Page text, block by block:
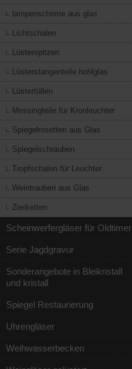
lampenschirme aus glas
Lichtschalen
Lüsterspitzen
Lüsterstangenteile hohlglas
Lüstertüllen
Messingteile für Kronleuchter
Spiegelrosetten aus Glas
Spiegelschrauben
Tropfschalen für Leuchter
Weintrauben aus Glas
Zierketten
Scheinwerfergläser für Oldtimer
Serie Jagdgravur
Sonderangebote in Bleikristall
und kristall
Spiegel Restaurierung
Uhrengläser
Weihwasserbecken